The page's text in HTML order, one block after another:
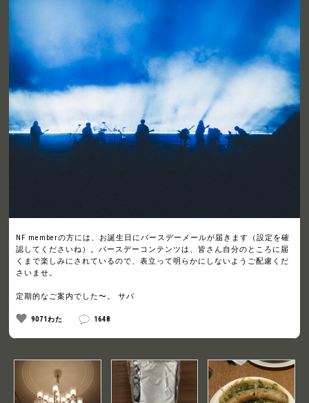
NF memberの方には、お誕生日にバースデーメールが届きます（設定を確
認してくださいね）。バースデーコンテンツは、皆さん自分のところに届
くまで楽しみにされているので、表立って明らかにしないようご配慮くだ
さいませ。
定期的なご案内でした〜。 サバ
9071わた 1648